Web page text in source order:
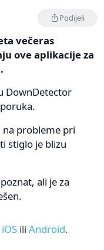
Podijeli
večeras
ove aplikacije za
DownDetector
na probleme pri
stiglo je blizu
ali je za
iOS ili Android.